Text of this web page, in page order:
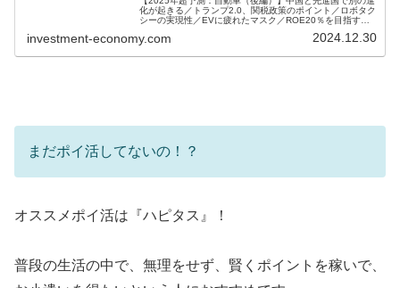
化が起きる／トランプ2.0、関税政策のポイント／ロボタク
シーの実現性／EVに疲れたマスク／ROE20％を目指すト
「PIVOT」のYo...
investment-economy.com 2024.12.30
まだポイ活してないの！？
オススメポイ活は『ハピタス』！
普段の生活の中で、無理をせず、賢くポイントを稼いで、